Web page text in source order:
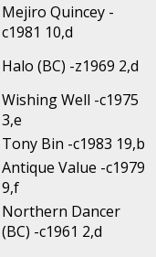
Mejiro Quincey -
c1981 10,d
Halo (BC) -z1969 2,d
Wishing Well -c1975
3,e
Tony Bin -c1983 19,b
Antique Value -c1979
9,f
Northern Dancer
(BC) -c1961 2,d